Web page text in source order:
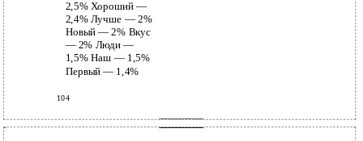
2,5% Хороший —
2,4% Лучше — 2%
Новый — 2% Вкус
— 2% Люди —
1,5% Наш — 1,5%
Первый — 1,4%
104